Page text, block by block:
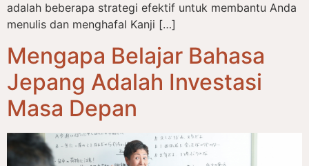
adalah beberapa strategi efektif untuk membantu Anda
menulis dan menghafal Kanji […]
Mengapa Belajar Bahasa
Jepang Adalah Investasi
Masa Depan